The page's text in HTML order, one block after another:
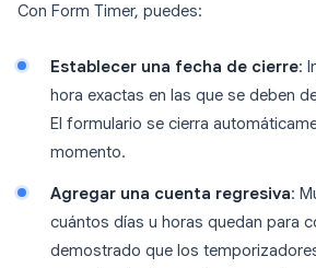
Con Form Timer, puedes:
Establecer una fecha de cierre:
hora exactas en las que se deben
El formulario se cierra
momento.
Agregar una cuenta regresiva:
cuántos días u horas quedan para
demostrado que los